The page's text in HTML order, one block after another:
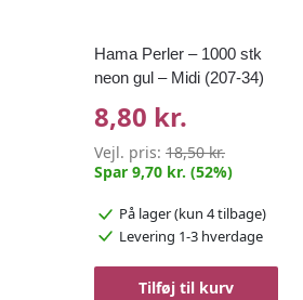
Hama Perler – 1000 stk
neon gul – Midi (207-34)
8,80 kr.
Vejl. pris:18,50 kr.
Spar 9,70 kr. (52%)
På lager(kun 4 tilbage)
Levering 1-3 hverdage
Tilføj til kurv